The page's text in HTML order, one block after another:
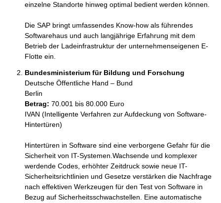
einzelne Standorte hinweg optimal bedient werden können.
Die SAP bringt umfassendes Know-how als führendes
Softwarehaus und auch langjährige Erfahrung mit dem
Betrieb der Ladeinfrastruktur der unternehmenseigenen E-
Flotte ein.
Bundesministerium für Bildung und Forschung
Deutsche Öffentliche Hand – Bund
Berlin
Betrag: 70.001 bis 80.000 Euro
IVAN (Intelligente Verfahren zur Aufdeckung von Software-
Hintertüren)
Hintertüren in Software sind eine verborgene Gefahr für die
Sicherheit von IT-Systemen.Wachsende und komplexer
werdende Codes, erhöhter Zeitdruck sowie neue IT-
Sicherheitsrichtlinien und Gesetze verstärken die Nachfrage
nach effektiven Werkzeugen für den Test von Software in
Bezug auf Sicherheitsschwachstellen. Eine automatische